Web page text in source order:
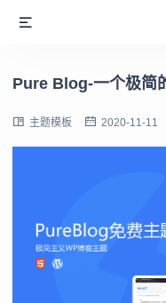
Pure Blog-一个极简
主题模板 2020-11-11